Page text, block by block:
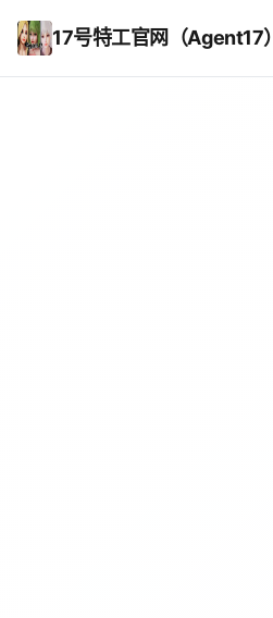
17号特工官网（Agent17）